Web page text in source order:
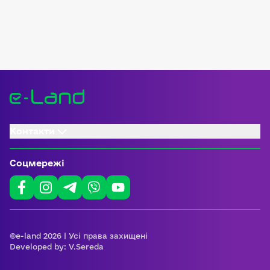
Соцмережі
©e-land 2026 | Усі права захищені
Developed by: V.Sereda